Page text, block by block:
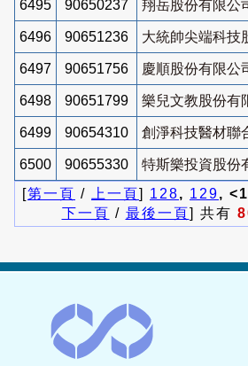
6495 90650237 翔岳股份有限公
6496 90651236 大統帥尖端科技
6497 90651756 慶順股份有限公
6498 90651799 樂兒文教股份有
6499 90654310 創淨科技醫材聯
6500 90655330
特斯樂投資股份
[第一頁 / 上一頁] 128, 129,
下一頁 / 最後一頁] 共有